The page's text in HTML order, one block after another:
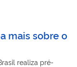
mais sobre o
realiza pré-